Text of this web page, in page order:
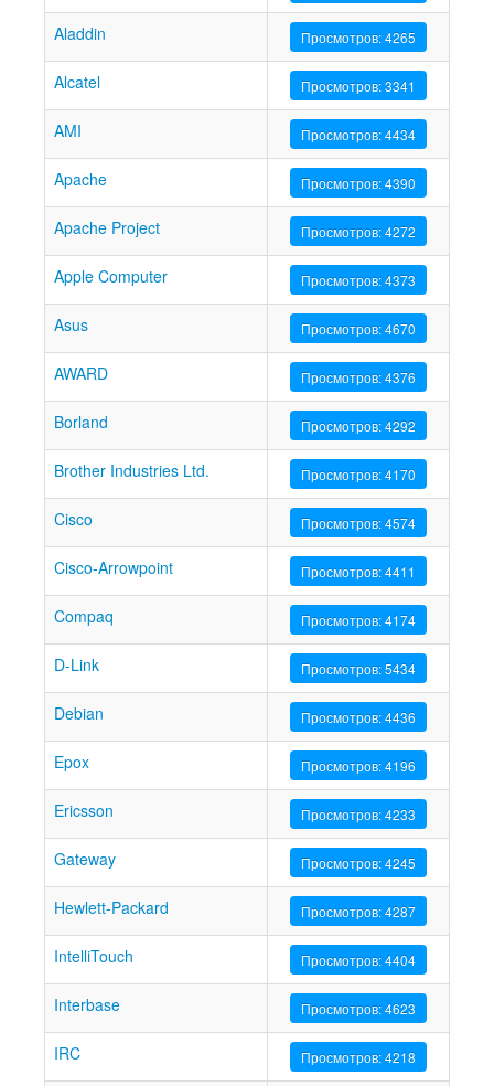
Aladdin Просмотров: 4265
Alcatel Просмотров: 3341
AMI Просмотров: 4434
Apache Просмотров: 4390
Apache Project Просмотров: 4272
Apple Computer Просмотров: 4373
Asus Просмотров: 4670
AWARD Просмотров: 4376
Borland Просмотров: 4292
Brother Industries Ltd. Просмотров: 4170
Cisco Просмотров: 4574
Cisco-Arrowpoint Просмотров: 4411
Compaq Просмотров: 4174
D-Link Просмотров: 5434
Debian Просмотров: 4436
Epox Просмотров: 4196
Ericsson Просмотров: 4233
Gateway Просмотров: 4245
Hewlett-Packard Просмотров: 4287
IntelliTouch Просмотров: 4404
Interbase Просмотров: 4623
IRC Просмотров: 4218